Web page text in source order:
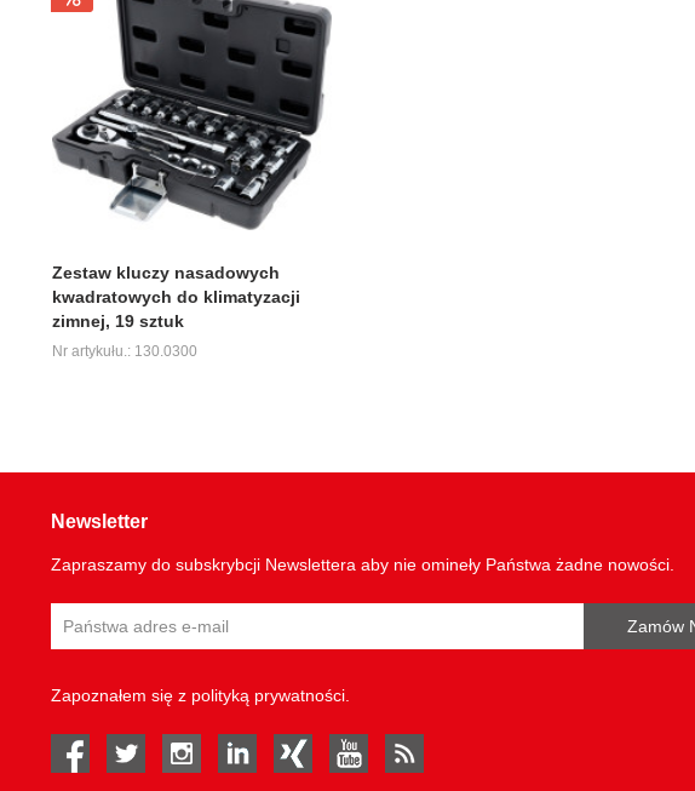
Zestaw kluczy nasadowych
kwadratowych do klimatyzacji
zimnej, 19 sztuk
Nr artykułu.: 130.0300
Newsletter
Zapraszamy do subskrybcji Newslettera aby nie omineły Państwa żadne nowości.
Zamów
Zapoznałem się z polityką prywatności
facebook twitter instagramlinked in Xing youtube